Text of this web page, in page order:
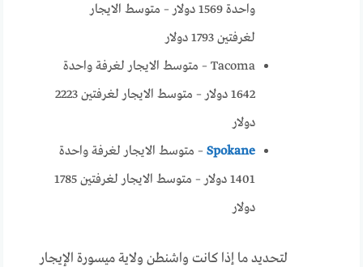
واحدة 1569 دولار – متوسط الايجار
لغرفتين 1793 دولار
Tacoma – متوسط الايجار لغرفة واحدة
1642 دولار – متوسط الايجار لغرفتين 2223
دولار
Spokane – متوسط الايجار لغرفة واحدة
1401 دولار – متوسط الايجار لغرفتين 1785
دولار
لتحديد ما إذا كانت واشنطن ولاية ميسورة الإيجار